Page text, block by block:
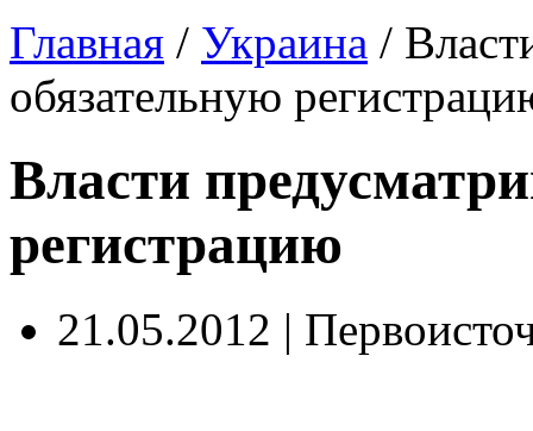
Главная / Украина /
обязательную
Власти
регистрацию
21.05.2012 |